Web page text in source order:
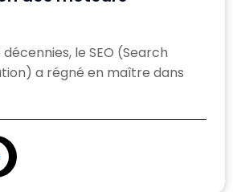
le SEO (Search
a régné en maître dans